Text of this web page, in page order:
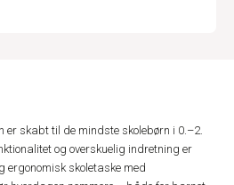
er skabt til de mindste skolebørn i 0.–2.
og overskuelig indretning er
ergonomisk skoletaske med